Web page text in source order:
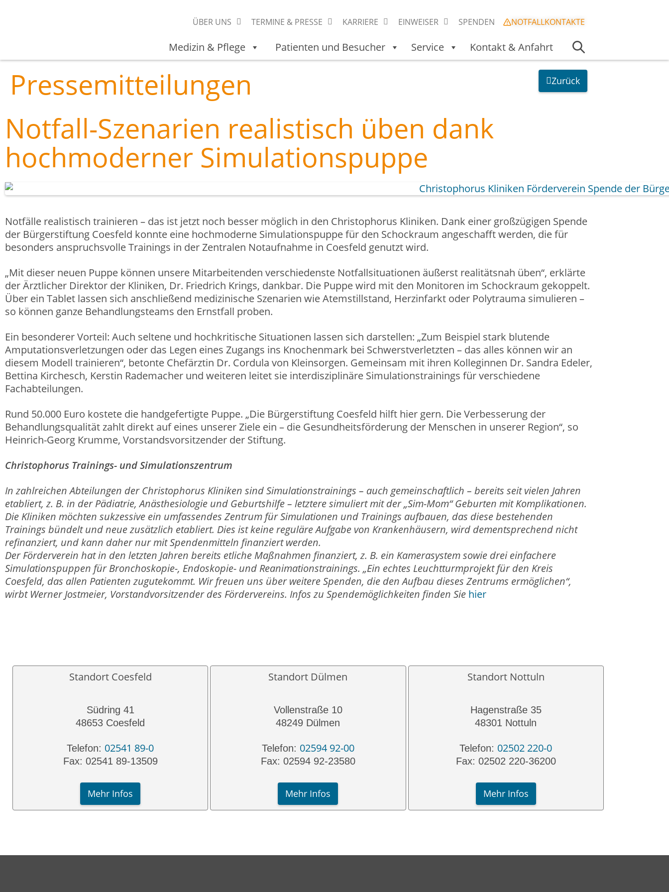
ÜBER UNS TERMINE & PRESSE KARRIERE EINWEISER SPENDEN NOTFALLKONTAKTE
Patienten und Besucher
Medizin & Pflege Service Kontakt & Anfahrt
Pressemitteilungen Zurück
Notfall-Szenarien realistisch üben dank
hochmoderner Simulationspuppe
Notfälle realistisch trainieren – das ist jetzt noch besser möglich in den Christophorus Kliniken. Dank einer großzügigen Spende
der Bürgerstiftung Coesfeld konnte eine hochmoderne Simulationspuppe für den Schockraum angeschafft werden, die für
besonders anspruchsvolle Trainings in der Zentralen Notaufnahme in Coesfeld genutzt wird.
„Mit dieser neuen Puppe können unsere Mitarbeitenden verschiedenste Notfallsituationen äußerst realitätsnah üben“, erklärte
der Ärztlicher Direktor der Kliniken, Dr. Friedrich Krings, dankbar. Die Puppe wird mit den Monitoren im Schockraum gekoppelt.
Über ein Tablet lassen sich anschließend medizinische Szenarien wie Atemstillstand, Herzinfarkt oder Polytrauma simulieren –
so können ganze Behandlungsteams den Ernstfall proben.
Ein besonderer Vorteil: Auch seltene und hochkritische Situationen lassen sich darstellen: „Zum Beispiel stark blutende
Amputationsverletzungen oder das Legen eines Zugangs ins Knochenmark bei Schwerstverletzten – das alles können wir an
diesem Modell trainieren“, betonte Chefärztin Dr. Cordula von Kleinsorgen. Gemeinsam mit ihren Kolleginnen Dr. Sandra Edeler,
Bettina Kirchesch, Kerstin Rademacher und weiteren leitet sie interdisziplinäre Simulationstrainings für verschiedene
Fachabteilungen.
Rund 50.000 Euro kostete die handgefertigte Puppe. „Die Bürgerstiftung Coesfeld hilft hier gern. Die Verbesserung der
Behandlungsqualität zahlt direkt auf eines unserer Ziele ein – die Gesundheitsförderung der Menschen in unserer Region“, so
Heinrich-Georg Krumme, Vorstandsvorsitzender der Stiftung.
Christophorus Trainings- und Simulationszentrum
In zahlreichen Abteilungen der Christophorus Kliniken sind Simulationstrainings – auch gemeinschaftlich – bereits seit vielen Jahren
etabliert, z. B. in der Pädiatrie, Anästhesiologie und Geburtshilfe – letztere simuliert mit der „Sim-Mom“ Geburten mit Komplikationen.
Die Kliniken möchten sukzessive ein umfassendes Zentrum für Simulationen und Trainings aufbauen, das diese bestehenden
Trainings bündelt und neue zusätzlich etabliert. Dies ist keine reguläre Aufgabe von Krankenhäusern, wird dementsprechend nicht
refinanziert, und kann daher nur mit Spendenmitteln finanziert werden.
Der Förderverein hat in den letzten Jahren bereits etliche Maßnahmen finanziert, z. B. ein Kamerasystem sowie drei einfachere
Simulationspuppen für Bronchoskopie-, Endoskopie- und Reanimationstrainings. „Ein echtes Leuchtturmprojekt für den Kreis
Coesfeld, das allen Patienten zugutekommt. Wir freuen uns über weitere Spenden, die den Aufbau dieses Zentrums ermöglichen“,
wirbt Werner Jostmeier, Vorstandvorsitzender des Fördervereins. Infos zu Spendemöglichkeiten finden Sie hier
Standort Coesfeld
Südring 41
48653 Coesfeld
Telefon: 02541 89-0
Fax: 02541 89-13509
Mehr Infos
Standort Dülmen
Vollenstraße 10
48249 Dülmen
Telefon: 02594 92-00
Fax: 02594 92-23580
Mehr Infos
Standort Nottuln
Hagenstraße 35
48301 Nottuln
Telefon: 02502 220-0
Fax: 02502 220-36200
Mehr Infos